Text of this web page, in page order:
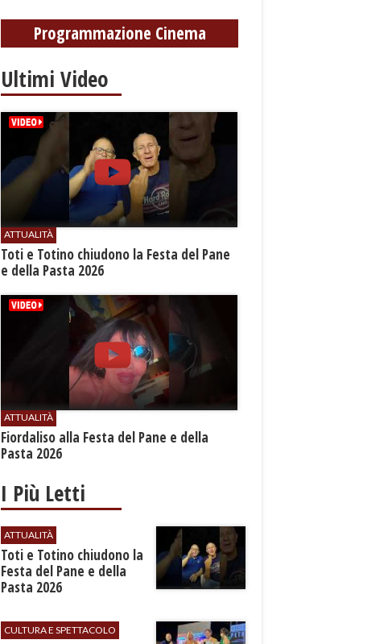
Programmazione Cinema
Ultimi Video
ATTUALITÀ
Toti e Totino chiudono la Festa del Pane
e della Pasta 2026
ATTUALITÀ
Fiordaliso alla Festa del Pane e della
Pasta 2026
I Più Letti
ATTUALITÀ
Toti e Totino chiudono la
Festa del Pane e della
Pasta 2026
CULTURA E SPETTACOLO